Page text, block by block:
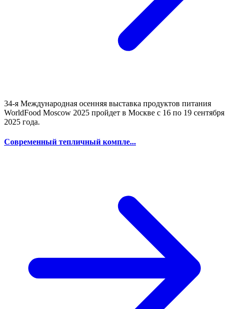
34-я Международная осенняя выставка продуктов питания
WorldFood Moscow 2025 пройдет в Москве с 16 по 19 сентября
2025 года.
Современный тепличный компле...